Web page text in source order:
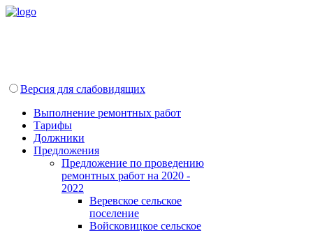
Версия для слабовидящих
Выполнение ремонтных работ
Тарифы
Должники
Предложения
Предложение по проведению
ремонтных работ на 2020 -
2022
Веревское сельское
поселение
Войсковицкое сельское